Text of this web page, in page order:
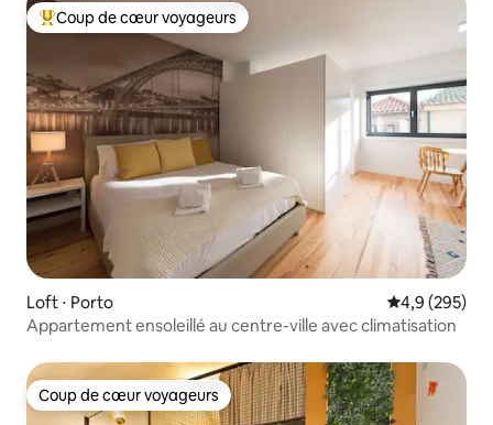
Coups de cœur voyageurs les plus appréciés
Coup de cœur voyageurs
Loft ⋅ Porto Évaluation
4,9 (295)
Appartement ensoleillé au centre-ville avec climatisation
Coup de cœur voyageurs
Coup de cœur voyageurs